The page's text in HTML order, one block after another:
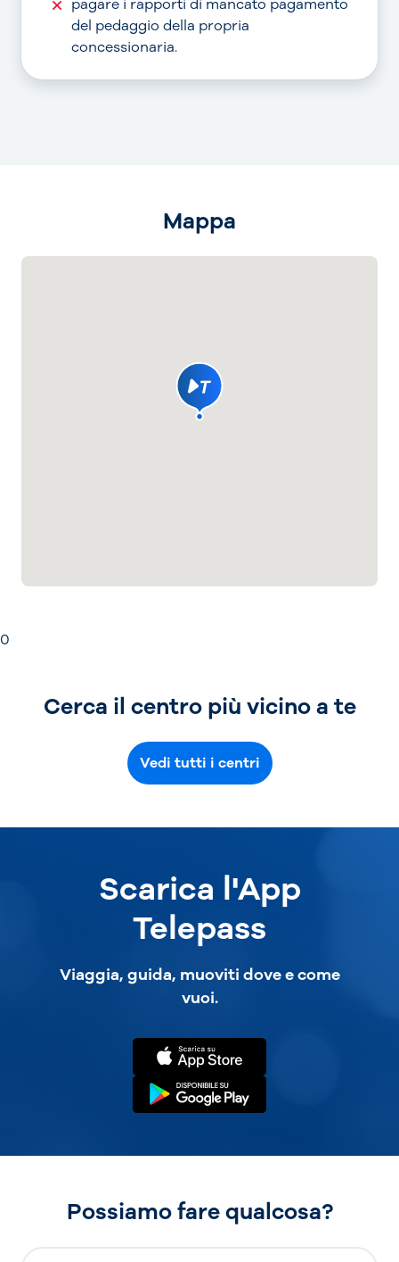
pagare i rapporti di mancato pagamento
del pedaggio della propria
concessionaria.
Mappa
0
Cerca il centro più vicino a te
Vedi tutti i centri
Scarica l'App
Telepass
Viaggia, guida, muoviti dove e come
vuoi.
Possiamo fare qualcosa?